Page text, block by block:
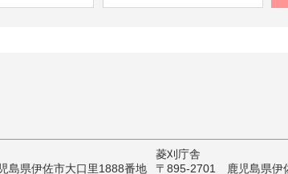
県伊佐市大口里1888番地
菱刈庁舎
〒895-2701 鹿児島県伊